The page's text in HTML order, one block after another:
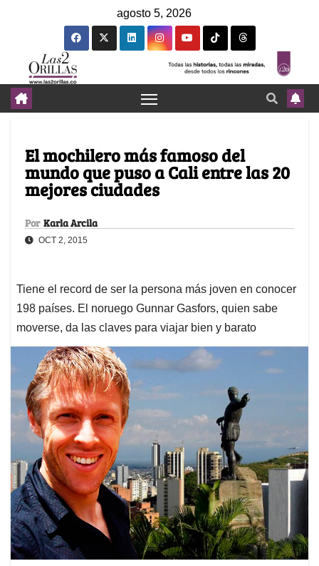
agosto 5, 2026
El mochilero más famoso del
mundo que puso a Cali entre las 20
mejores ciudades
Por Karla Arcila
OCT 2, 2015
Tiene el record de ser la persona más joven en conocer
198 países. El noruego Gunnar Gasfors, quien sabe
moverse, da las claves para viajar bien y barato